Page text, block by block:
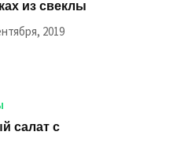
из свеклы
2019
салат с